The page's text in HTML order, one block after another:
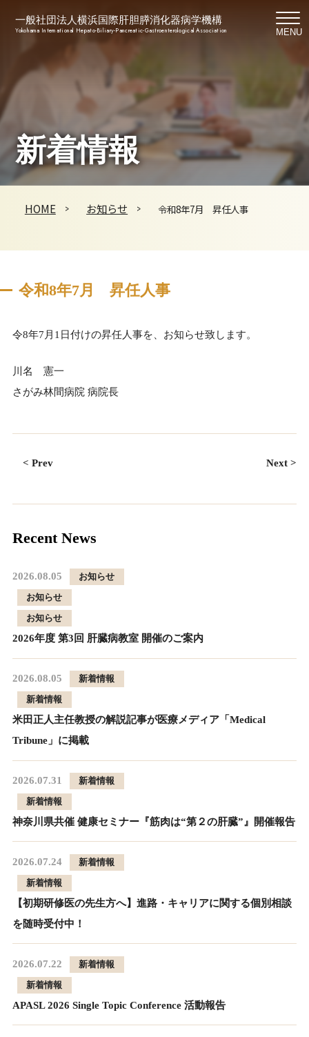
一般社団法人横浜国際肝胆膵消化器病学機構
Yokohama International Hepato-Biliary-Pancreatic-Gastroenterological Association MENU
新着情報
HOME お知らせ 令和8年7月 昇任人事
令和8年7月 昇任人事
令8年7月1日付けの昇任人事を、お知らせ致します。
川名 憲一
さがみ林間病院 病院長
< Prev Next >
Recent News
2026.08.05
お知らせ
お知らせ
お知らせ
2026年度 第3回 肝臓病教室 開催のご案内
2026.08.05
新着情報
新着情報
米田正人主任教授の解説記事が医療メディア「Medical
Tribune」に掲載
2026.07.31
新着情報
新着情報
神奈川県共催 健康セミナー『筋肉は“第２の肝臓”』開催報告
2026.07.24
新着情報
新着情報
【初期研修医の先生方へ】進路・キャリアに関する個別相談
を随時受付中！
2026.07.22
新着情報
新着情報
APASL 2026 Single Topic Conference 活動報告